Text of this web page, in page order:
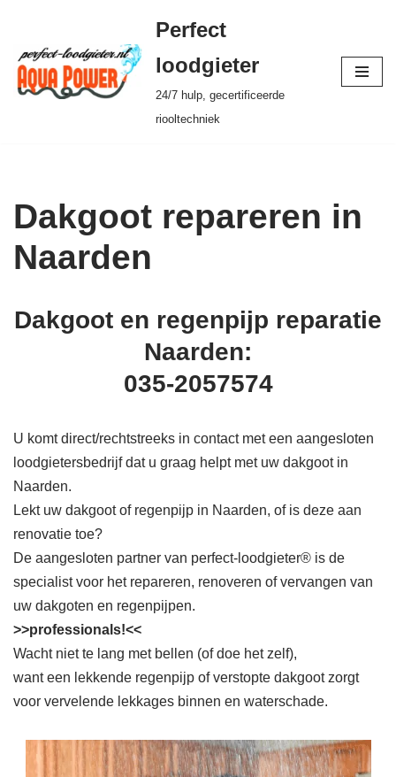
Ga
naar
de
Perfect
loodgieter
24/7 hulp, gecertificeerde
riooltechniek
Dakgoot repareren in
Naarden
Dakgoot en regenpijp reparatie
Naarden:
035-2057574
U komt direct/rechtstreeks in contact met een aangesloten
loodgietersbedrijf dat u graag helpt met uw dakgoot in
Naarden.
Lekt uw dakgoot of regenpijp in Naarden, of is deze aan
renovatie toe?
De aangesloten partner van perfect-loodgieter® is de
specialist voor het repareren, renoveren of vervangen van
uw dakgoten en regenpijpen.
>>professionals!<<
Wacht niet te lang met bellen (of doe het zelf),
want een lekkende regenpijp of verstopte dakgoot zorgt
voor vervelende lekkages binnen en waterschade.